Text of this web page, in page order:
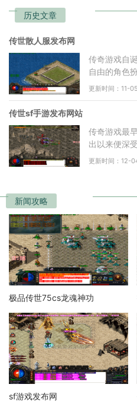
历史文章
传世散人服发布网
传奇游戏自
自由的角色
家可以选择
更新时间：11-05
传世sf手游发布网站
传奇游戏最
出以来便深
着角色扮演
更新时间：12-
新闻攻略
极品传世75cs龙魂神功
sf游戏发布网